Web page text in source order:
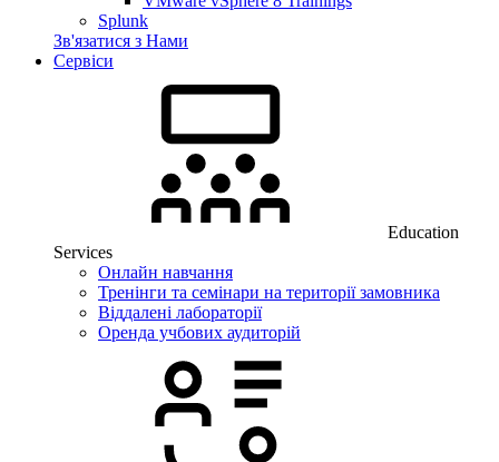
Splunk
Зв'язатися з Нами
Сервіси
Education
Services
Онлайн навчання
Тренінги та семінари на території замовника
Віддалені лабораторії
Оренда учбових аудиторій